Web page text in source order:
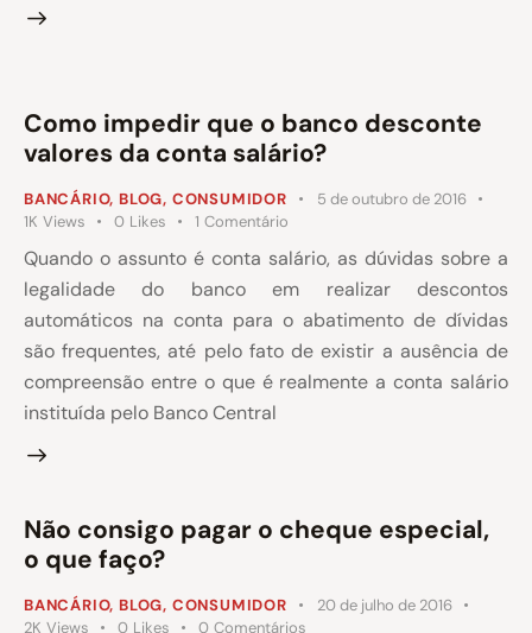
Como impedir que o banco desconte
valores da conta salário?
BANCÁRIO, BLOG, CONSUMIDOR
5 de outubro de 2016
1K Views 0 Likes 1 Comentário
Quando o assunto é conta salário, as dúvidas sobre a
legalidade do banco em realizar descontos
automáticos na conta para o abatimento de dívidas
são frequentes, até pelo fato de existir a ausência de
compreensão entre o que é realmente a conta salário
instituída pelo Banco Central
Não consigo pagar o cheque especial,
o que faço?
BANCÁRIO, BLOG, CONSUMIDOR
20 de julho de 2016
2K Views 0 Likes 0 Comentários